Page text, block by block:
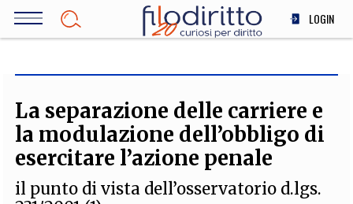
Salta
LOGIN
SOCIETÀ
MEDICINA
SCIENZA
STORIA E FILOSOFIA
INNOVAZIONE
La separazione delle carriere e
la modulazione dell’obbligo di
esercitare l’azione penale
il punto di vista dell’osservatorio d.lgs.